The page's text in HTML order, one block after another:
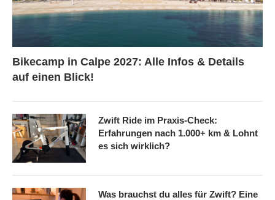
Bikecamp in Calpe 2027: Alle Infos & Details
auf einen Blick!
Zwift Ride im Praxis-Check:
Erfahrungen nach 1.000+ km & Lohnt
es sich wirklich?
Was brauchst du alles für Zwift? Eine